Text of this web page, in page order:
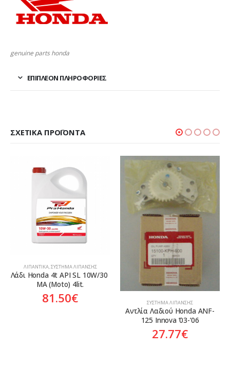
genuine parts honda
ΕΠΙΠΛΈΟΝ ΠΛΗΡΟΦΟΡΊΕΣ
ΣΧΕΤΙΚΆ ΠΡΟΪΌΝΤΑ
ΛΙΠΑΝΤΙΚΆ,ΣΎΣΤΗΜΑ ΛΊΠΑΝΣΗΣ
Λάδι Honda 4t API SL 10W/30
MA (Moto) 4lit.
81.50€ ΣΎΣΤΗΜΑ ΛΊΠΑΝΣΗΣ
Αντλία Λαδιού Honda ANF-
125 Innova ’03-’06
27.77€